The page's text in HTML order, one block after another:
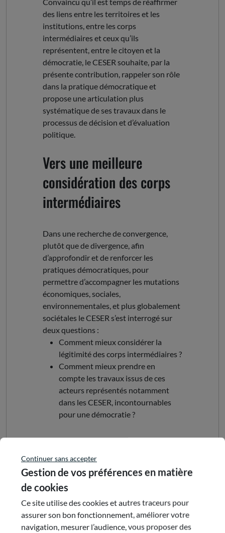
des liens entre les territoires et les
institutions, entre les corps
intermédiaires et ceux qu’ils
représentent, entre le citoyen et la
démocratie, le CESER souhaite, par la
présente contribution, rappeler son rôle
dans la pratique démocratique et
propose une articulation plus
systématique de ses travaux dans le
processus de décision et d’évaluation
politique.
Vers une meilleure
considération des corps
intermédiaires
Dans une recherche de convergence,
plutôt que de divergence, afin
d’approfondir et de renforcer les
pratiques démocratiques, pour
permettre d’accompagner les mutations
économiques, sociales,
environnementales, et plus globalement
sociétales le CESER s’est interrogé sur
deux questions :
Comment mieux considérer la
légitimité des corps intermédiaires ?
Comment mieux prendre en
compte les travaux issus de ces
acteurs représentés notamment
dans les CESER, incontournables
pour une démocratie ?
CESER a dressé un rapport comprenant
un diagnostic des corps intermédiaires,
parties prenantes de la démocratie. Une
deuxième partie s’attache à présenter le
CESER, 2nde assemblée régionale au
plus près des territoires.
Continuer sans accepter
Gestion de vos préférences en matière
de cookies
Ce site utilise des cookies et autres traceurs pour
assurer son bon fonctionnement, améliorer votre
navigation, mesurer l’audience, vous proposer des